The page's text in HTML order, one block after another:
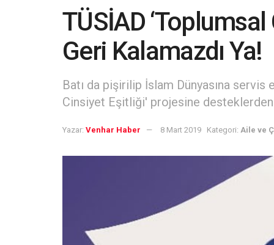
TÜSİAD
Geri Kalamazdı Ya!
Batı da pişirilip İslam Dünyasına
Cinsiyet Eşitliği' projesine
Yazar: Venhar Haber 8 Mart 2019 Kategori: Aile ve